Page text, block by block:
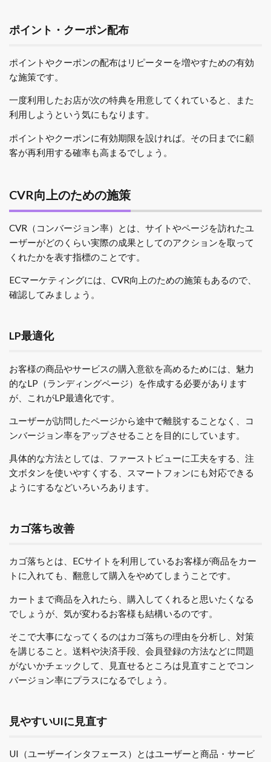
ポイント・クーポン配布
ポイントやクーポンの配布はリピーターを増やすための有効
な施策です。
一度利用したお店が次の特典を用意してくれていると、また
利用しようという気にもなります。
ポイントやクーポンに有効期限を設ければ。その日までに顧
客が再利用する確率も高まるでしょう。
CVR向上のための施策
CVR（コンバージョン率）とは、サイトやページを訪れたユ
ーザーがどのくらい実際の成果としてのアクションを取って
くれたかを表す指標のことです。
ECマーケティングには、CVR向上のための施策もあるので、
確認してみましょう。
LP最適化
お客様の商品やサービスの購入意欲を高めるためには、魅力
的なLP（ランディングページ）を作成する必要があります
が、これがLP最適化です。
ユーザーが訪問したページから途中で離脱することなく、コ
ンバージョン率をアップさせることを目的にしています。
具体的な方法としては、ファーストビューに工夫をする、注
文ボタンを使いやすくする、スマートフォンにも対応できる
ようにするなどいろいろあります。
カゴ落ち改善
カゴ落ちとは、ECサイトを利用しているお客様が商品をカー
トに入れても、翻意して購入をやめてしまうことです。
カートまで商品を入れたら、購入してくれると思いたくなる
でしょうが、気が変わるお客様も結構いるのです。
そこで大事になってくるのはカゴ落ちの理由を分析し、対策
を講じること。送料や決済手段、会員登録の方法などに問題
がないかチェックして、見直せるところは見直すことでコン
バージョン率にプラスになるでしょう。
見やすいUIに見直す
UI（ユーザーインタフェース）とはユーザーと商品・サービ